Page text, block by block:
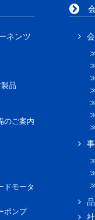
ネンツ
品
ご案内
モータ
ンプ